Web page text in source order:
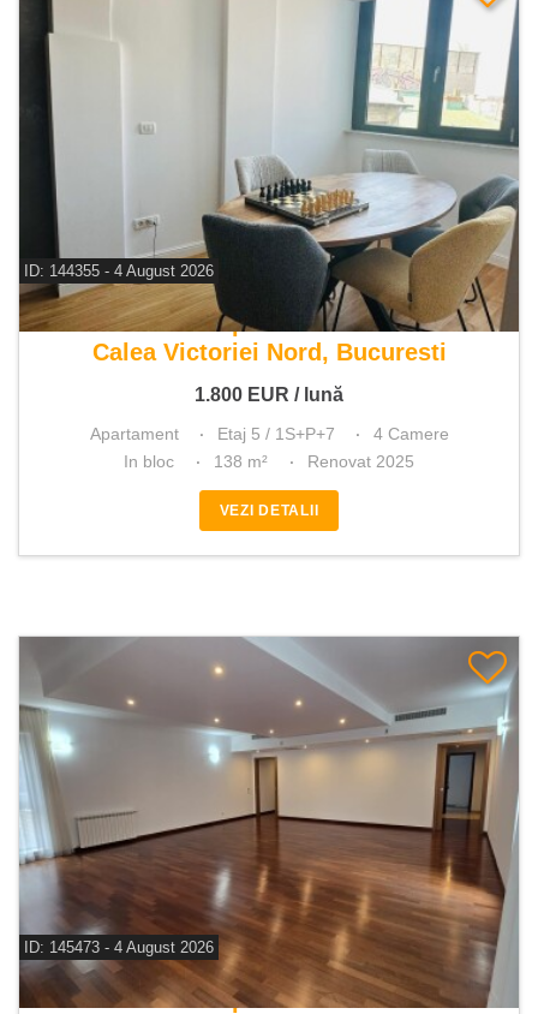
ID: 144355 - 4 August 2026
De inchiriat apartament 4 camere
Calea Victoriei Nord, Bucuresti
1.800 EUR / lună
Apartament Etaj 5 / 1S+P+7
4 Camere
In bloc
138 m² Renovat 2025
VEZI DETALII
ID: 145473 - 4 August 2026
De inchiriat apartament 3 camere